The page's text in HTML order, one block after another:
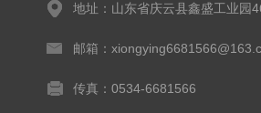
地址：山东省庆云县鑫盛工业园
邮箱：
传真：0534-6681566